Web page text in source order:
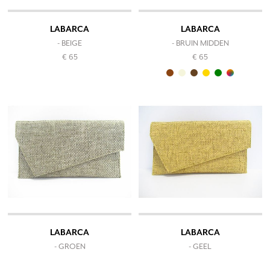
LABARCA
- BEIGE
€ 65
LABARCA
- BRUIN MIDDEN
€ 65
LABARCA
- GROEN
LABARCA
- GEEL